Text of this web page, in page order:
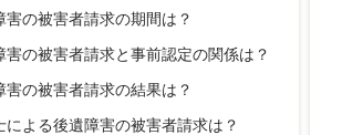
害の被害者請求の期間は？
害の被害者請求と事前認定の関係は？
害の被害者請求の結果は？
による後遺障害の被害者請求は？